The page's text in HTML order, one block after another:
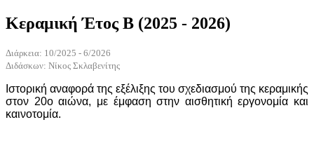
Κεραμική Έτος Β (2025 - 2026)
Διάρκεια: 10/2025 - 6/2026
Διδάσκων: Νίκος Σκλαβενίτης
Ιστορική αναφορά της εξέλιξης του σχεδιασμού της κεραμικής
στον 20ο αιώνα, με έμφαση στην αισθητική εργονομία και
καινοτομία.